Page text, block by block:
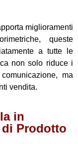
miglioramenti
queste
a tutte le
non solo riduce i
ma
vendita.
in
di Prodotto